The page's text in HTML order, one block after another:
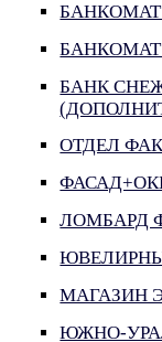
БАНКОМАТ
БАНК
ОТДЕЛ
ЛОМБАРД
МАГАЗИН
ЮЖНО-